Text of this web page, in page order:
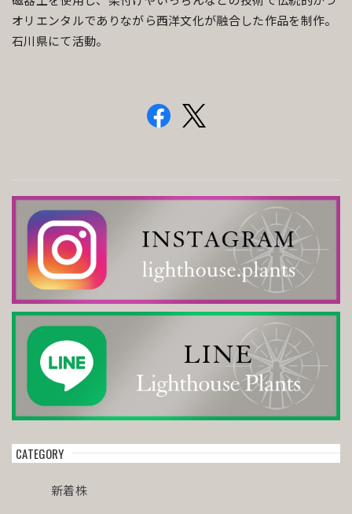
CATEGORY
新着株
オリエンタルでありながら西洋文化が融合した作品を制作。
石川県にて活動。